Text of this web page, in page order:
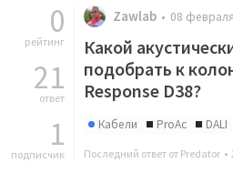
0
рейтинг
21
ответ
1
подписчик
Zawlab 08
Какой
подобрать к
Response D38?
Кабели ProAc DALI
Последний ответ от Predator •